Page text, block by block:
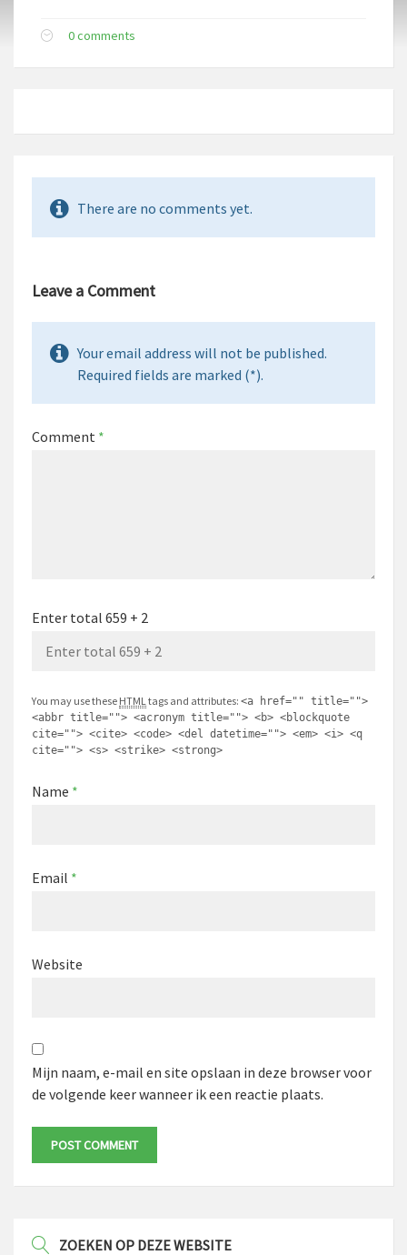
0 comments
There are no comments yet.
Leave a Comment
Your email address will not be published.
Required fields are marked (*).
Comment *
Enter total 659 + 2
You may use these HTML tags and attributes: <a href="" title="">
<abbr title=""> <acronym title=""> <b> <blockquote
cite=""> <cite> <code> <del datetime=""> <em> <i> <q
cite=""> <s> <strike> <strong>
Name *
Email *
Website
Mijn naam, e-mail en site opslaan in deze browser voor
de volgende keer wanneer ik een reactie plaats.
ZOEKEN OP DEZE WEBSITE